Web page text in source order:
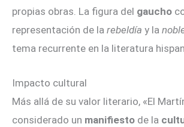
propias obras. La figura del gaucho
representación de la rebeldía y la
tema recurrente en la literatura
Impacto cultural
Más allá de su valor literario, «El
considerado un manifiesto de la